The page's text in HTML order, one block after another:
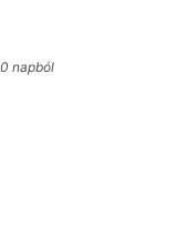
napból